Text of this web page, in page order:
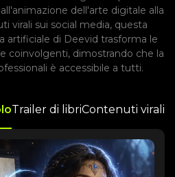
dell'arte digitale alla
virali sui social media, questa
artificiale di Deevid trasforma le
coinvolgenti, dimostrando che la
è accessibile a tutti.
Trailer di libriContenuti virali